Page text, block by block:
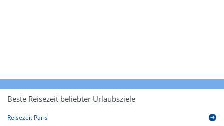
Beste Reisezeit beliebter Urlaubsziele
Reisezeit Paris